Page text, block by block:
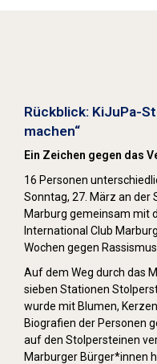
Rückblick: KiJuPa-
machen“
Ein Zeichen gegen das
16 Personen
Sonntag, 27. März an der
Marburg gemeinsam mit
International Club
Wochen gegen
Auf dem Weg durch das
sieben Stationen
wurde mit Blumen,
Biografien der Personen
auf den Stolpersteinen
Marburger Bürger*innen